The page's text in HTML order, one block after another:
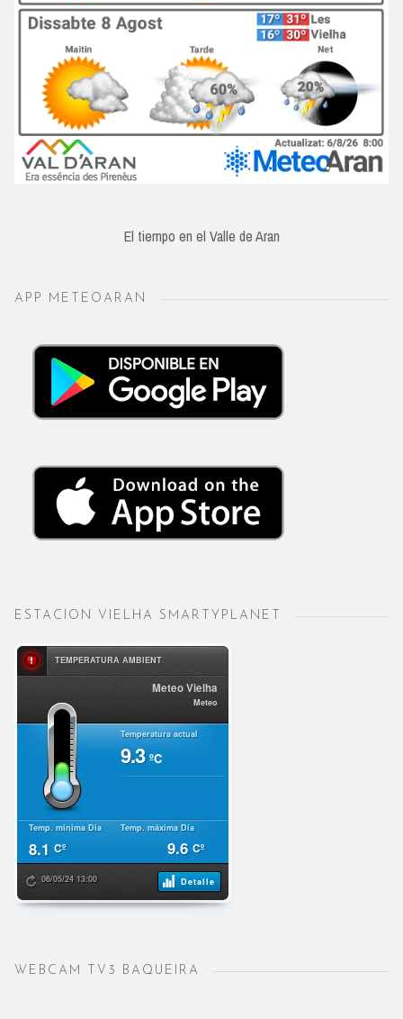
El tiempo en el Valle de Aran
APP METEOARAN
ESTACION VIELHA SMARTYPLANET
WEBCAM TV3 BAQUEIRA